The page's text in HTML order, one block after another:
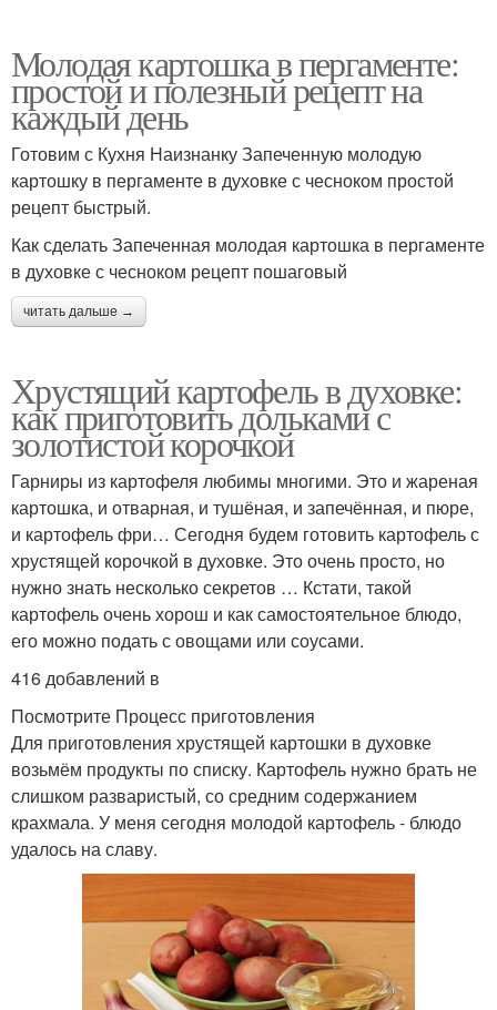
Молодая картошка в пергаменте:
простой и полезный рецепт на
каждый день
Готовим с Кухня Наизнанку Запеченную молодую
картошку в пергаменте в духовке с чесноком простой
рецепт быстрый.
Как сделать Запеченная молодая картошка в пергаменте
в духовке с чесноком рецепт пошаговый
читать дальше →
Хрустящий картофель в духовке:
как приготовить дольками с
золотистой корочкой
Гарниры из картофеля любимы многими. Это и жареная
картошка, и отварная, и тушёная, и запечённая, и пюре,
и картофель фри… Сегодня будем готовить картофель с
хрустящей корочкой в духовке. Это очень просто, но
нужно знать несколько секретов … Кстати, такой
картофель очень хорош и как самостоятельное блюдо,
его можно подать с овощами или соусами.
416 добавлений в
Посмотрите Процесс приготовления
Для приготовления хрустящей картошки в духовке
возьмём продукты по списку. Картофель нужно брать не
слишком разваристый, со средним содержанием
крахмала. У меня сегодня молодой картофель - блюдо
удалось на славу.